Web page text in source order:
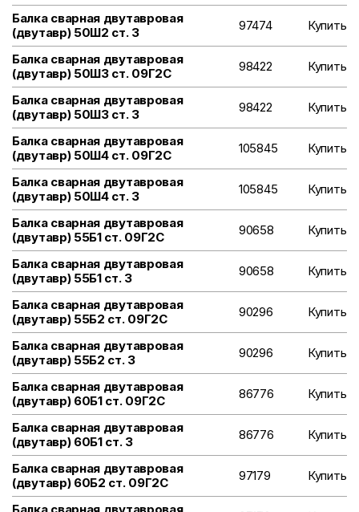
Балка сварная двутавровая
(двутавр) 50Ш2 ст. 3
97474 Купить
Балка сварная двутавровая
(двутавр) 50Ш3 ст. 09Г2С
98422 Купить
Балка сварная двутавровая
(двутавр) 50Ш3 ст. 3
98422 Купить
Балка сварная двутавровая
(двутавр) 50Ш4 ст. 09Г2С
105845 Купить
Балка сварная двутавровая
(двутавр) 50Ш4 ст. 3
105845 Купить
Балка сварная двутавровая
(двутавр) 55Б1 ст. 09Г2С
90658 Купить
Балка сварная двутавровая
(двутавр) 55Б1 ст. 3
90658 Купить
Балка сварная двутавровая
(двутавр) 55Б2 ст. 09Г2С
90296 Купить
Балка сварная двутавровая
(двутавр) 55Б2 ст. 3
90296 Купить
Балка сварная двутавровая
(двутавр) 60Б1 ст. 09Г2С
86776 Купить
Балка сварная двутавровая
(двутавр) 60Б1 ст. 3
86776 Купить
Балка сварная двутавровая
(двутавр) 60Б2 ст. 09Г2С
97179 Купить